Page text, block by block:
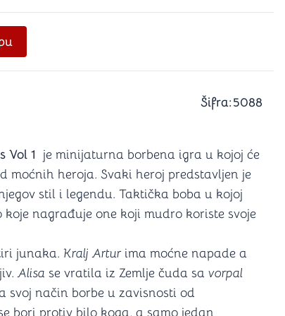
Šifra:5088
Vol 1 je minijaturna borbena igra u kojoj će
heroja. Svaki heroj predstavljen je
stil i legendu. Taktička boba u kojoj
nagrađuje one koji mudro koriste svoje
junaka. Kralj Artur ima moćne napade a
Alisa se vratila iz Zemlje čuda sa vorpal
svoj način borbe u zavisnosti od
bori protiv bilo koga, a samo jedan